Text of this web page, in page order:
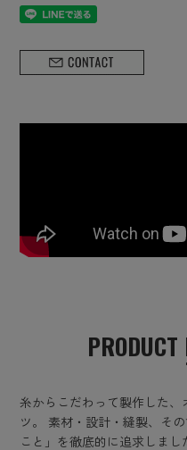
糸からこだわって製作した、
ツ。 素材・設計・縫製、そ
こと」を徹底的に追求しま